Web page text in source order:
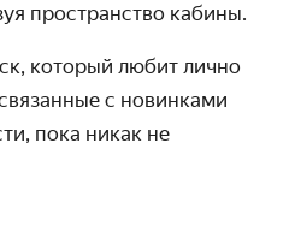
пространство кабины.
который любит лично
с новинками
пока никак не